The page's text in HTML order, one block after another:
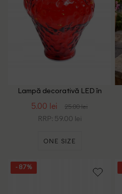
Lampă decorativă LED în
rosu
5.00 lei 25.00 lei
RRP: 59.00 lei
ONE SIZE
- 87%